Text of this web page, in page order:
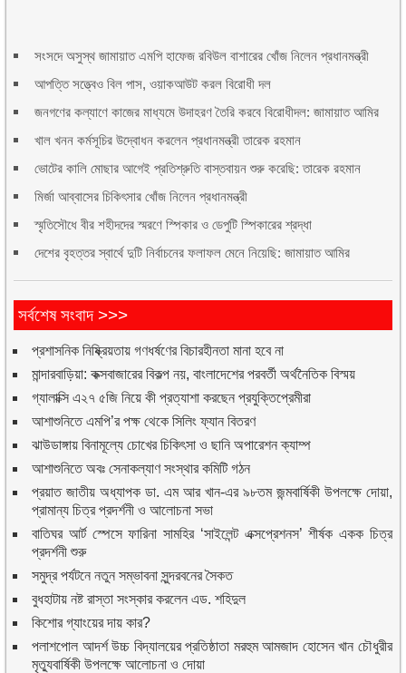
সংসদে অসুস্থ জামায়াত এমপি হাফেজ রবিউল বাশারের খোঁজ নিলেন প্রধানমন্ত্রী
আপত্তি সত্ত্বেও বিল পাস, ওয়াকআউট করল বিরোধী দল
জনগণের কল্যাণে কাজের মাধ্যমে উদাহরণ তৈরি করবে বিরোধীদল: জামায়াত আমির
খাল খনন কর্মসূচির উদ্বোধন করলেন প্রধানমন্ত্রী তারেক রহমান
ভোটের কালি মোছার আগেই প্রতিশ্রুতি বাস্তবায়ন শুরু করেছি: তারেক রহমান
মির্জা আব্বাসের চিকিৎসার খোঁজ নিলেন প্রধানমন্ত্রী
স্মৃতিসৌধে বীর শহীদদের স্মরণে স্পিকার ও ডেপুটি স্পিকারের শ্রদ্ধা
দেশের বৃহত্তর স্বার্থে দুটি নির্বাচনের ফলাফল মেনে নিয়েছি: জামায়াত আমির
সর্বশেষ সংবাদ >>>
প্রশাসনিক নিষ্ক্রিয়তায় গণধর্ষণের বিচারহীনতা মানা হবে না
মান্দারবাড়িয়া: কক্সবাজারের বিকল্প নয়, বাংলাদেশের পরবর্তী অর্থনৈতিক বিস্ময়
গ্যালাক্সি এ২৭ ৫জি নিয়ে কী প্রত্যাশা করছেন প্রযুক্তিপ্রেমীরা
আশাশুনিতে এমপি’র পক্ষ থেকে সিলিং ফ্যান বিতরণ
ঝাউডাঙ্গায় বিনামূল্যে চোখের চিকিৎসা ও ছানি অপারেশন ক্যাম্প
আশাশুনিতে অবঃ সেনাকল্যাণ সংস্থার কমিটি গঠন
প্রয়াত জাতীয় অধ্যাপক ডা. এম আর খান-এর ৯৮তম জন্মবার্ষিকী উপলক্ষে দোয়া,
প্রামান্য চিত্র প্রদর্শনী ও আলোচনা সভা
বাতিঘর আর্ট স্পেসে ফারিনা সামহির ‘সাইলেন্ট এক্সপ্রেশনস’ শীর্ষক একক চিত্র
প্রদর্শনী শুরু
সমুদ্র পর্যটনে নতুন সম্ভাবনা সুন্দরবনের সৈকত
বুধহাটায় নষ্ট রাস্তা সংস্কার করলেন এড. শহিদুল
কিশোর গ্যাংয়ের দায় কার?
পলাশপোল আদর্শ উচ্চ বিদ্যালয়ের প্রতিষ্ঠাতা মরহুম আমজাদ হোসেন খান চৌধুরীর
মৃত্যুবার্ষিকী উপলক্ষে আলোচনা ও দোয়া